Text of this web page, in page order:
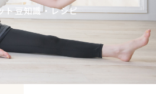
ト豆知識・レシピ